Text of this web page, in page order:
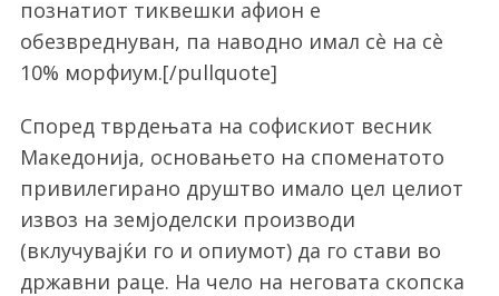
познатиот тиквешки афион е
обезвреднуван, па наводно имал сè на сè
10% морфиум.[/pullquote]
Според тврдењата на софискиот весник
Македонија, основањето на споменатото
привилегирано друштво имало цел целиот
извоз на земјоделски производи
(вклучувајќи го и опиумот) да го стави во
државни раце. На чело на неговата скопска